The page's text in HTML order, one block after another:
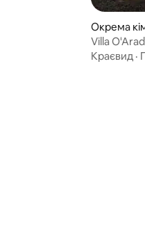
Окрема
wa
Villa
Room
Краєвид ·